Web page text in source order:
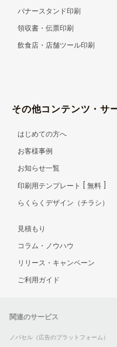
バナースタンド印刷
領収書・伝票印刷
飲食店・店舗ツール印刷
その他コンテンツ・サ
はじめての方へ
お客様事例
お知らせ一覧
印刷用テンプレート 無料
らくらくデザイン（チラシ）
見積もり
コラム・ノウハウ
リリース・キャンペーン
ご利用ガイド
関連のサービス
ノバセル（広告のプラットフォーム）